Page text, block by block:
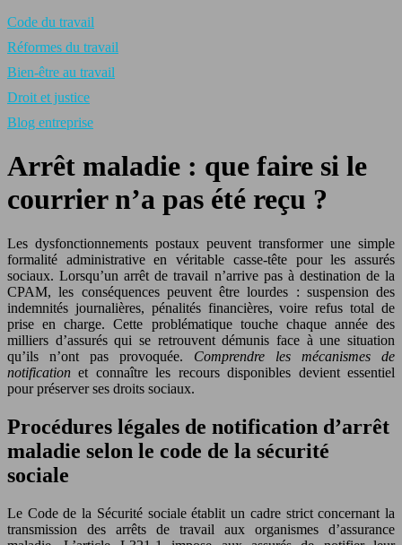
Code du travail
Réformes du travail
Bien-être au travail
Droit et justice
Blog entreprise
Arrêt maladie : que faire si le
courrier n’a pas été reçu ?
Les dysfonctionnements postaux peuvent transformer une simple
formalité administrative en véritable casse-tête pour les assurés
sociaux. Lorsqu’un arrêt de travail n’arrive pas à destination de la
CPAM, les conséquences peuvent être lourdes : suspension des
indemnités journalières, pénalités financières, voire refus total de
prise en charge. Cette problématique touche chaque année des
milliers d’assurés qui se retrouvent démunis face à une situation
qu’ils n’ont pas provoquée. Comprendre les mécanismes de
notificationet connaître les recours disponibles devient essentiel
pour préserver ses droits sociaux.
Procédures légales de notification d’arrêt
maladie selon le code de la sécurité
sociale
Le Code de la Sécurité sociale établit un cadre strict concernant la
transmission des arrêts de travail aux organismes d’assurance